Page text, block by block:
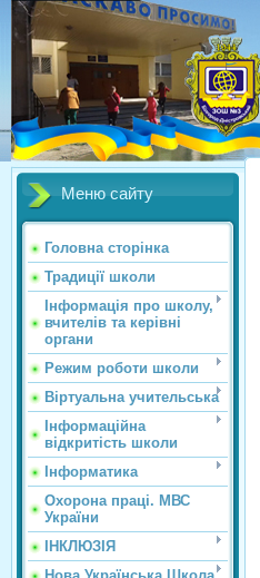
Меню сайту
Головна сторінка
Традиції школи
Інформація про школу,
вчителів та керівні
органи
Режим роботи школи
Віртуальна учительська
Інформаційна
відкритість школи
Інформатика
Охорона праці. МВС
України
ІНКЛЮЗІЯ